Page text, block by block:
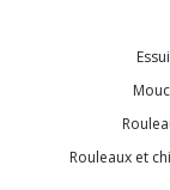
Rouleaux et